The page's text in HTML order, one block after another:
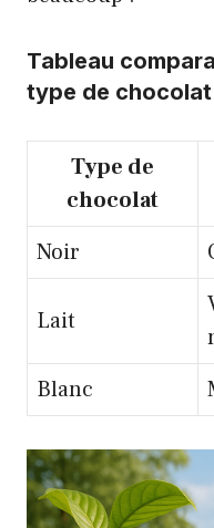
Tableau
type de chocolat
Type de
chocolat
Noir
Lait
Blanc